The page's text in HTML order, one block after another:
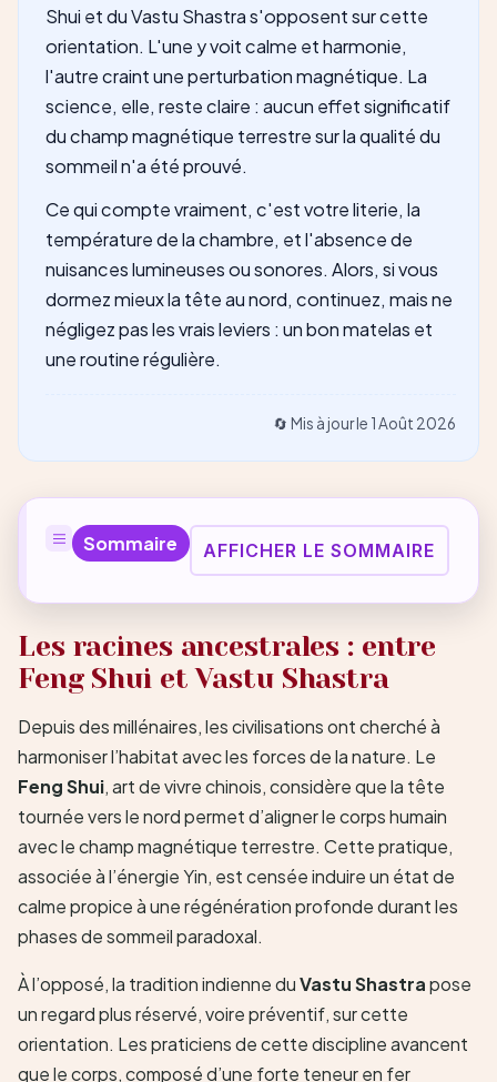
Shui et du Vastu Shastra s'opposent sur cette
orientation. L'une y voit calme et harmonie,
l'autre craint une perturbation magnétique. La
science, elle, reste claire : aucun effet significatif
du champ magnétique terrestre sur la qualité du
sommeil n'a été prouvé.
Ce qui compte vraiment, c'est votre literie, la
température de la chambre, et l'absence de
nuisances lumineuses ou sonores. Alors, si vous
dormez mieux la tête au nord, continuez, mais ne
négligez pas les vrais leviers : un bon matelas et
une routine régulière.
🔄 Mis à jour le 1 Août 2026
Sommaire AFFICHER LE SOMMAIRE
Les racines ancestrales : entre
Feng Shui et Vastu Shastra
Depuis des millénaires, les civilisations ont cherché à
harmoniser l’habitat avec les forces de la nature. Le
Feng Shui, art de vivre chinois, considère que la tête
tournée vers le nord permet d’aligner le corps humain
avec le champ magnétique terrestre. Cette pratique,
associée à l’énergie Yin, est censée induire un état de
calme propice à une régénération profonde durant les
phases de sommeil paradoxal.
À l’opposé, la tradition indienne duVastu Shastrapose
un regard plus réservé, voire préventif, sur cette
orientation. Les praticiens de cette discipline avancent
que le corps, composé d’une forte teneur en fer